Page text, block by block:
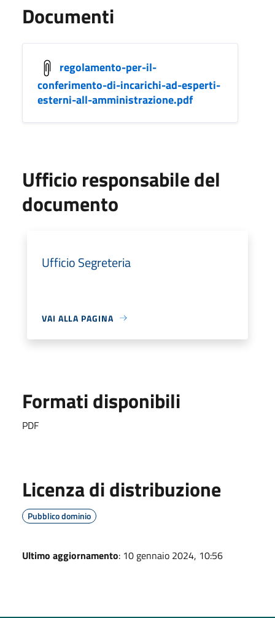
Documenti
regolamento-per-il-
conferimento-di-incarichi-ad-esperti-
esterni-all-amministrazione.pdf
Ufficio responsabile del
documento
Ufficio Segreteria
VAI ALLA PAGINA
Formati disponibili
PDF
Licenza di distribuzione
Pubblico dominio
Ultimo aggiornamento: 10 gennaio 2024, 10:56